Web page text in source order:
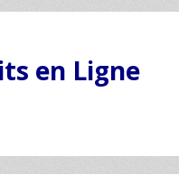
en Ligne